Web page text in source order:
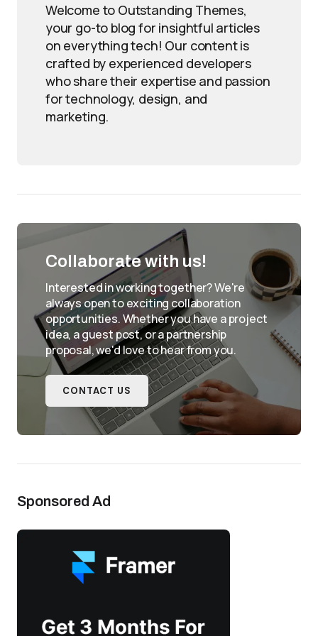
Welcome to Outstanding Themes,
your go-to blog for insightful articles
on everything tech! Our content is
crafted by experienced developers
who share their expertise and passion
for technology, design, and
marketing.
Collaborate with us!
Interested in working together? We're
always open to exciting collaboration
opportunities. Whether you have a project
idea, a guest post, or a partnership
proposal, we'd love to hear from you.
CONTACT US
Sponsored Ad